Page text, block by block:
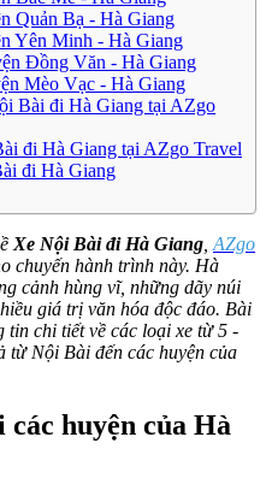
Quản Bạ - Hà Giang
Yên Minh - Hà Giang
Đồng Văn - Hà Giang
Mèo Vạc - Hà Giang
Bài đi Hà Giang tại AZgo
đi Hà Giang tại AZgo Travel
đi Hà Giang
Xe Nội Bài đi Hà Giang AZgo
chuyến hành trình này. Hà
cảnh hùng vĩ, những dãy núi
giá trị văn hóa độc đáo. Bài
tin chi tiết về các loại xe từ 5 -
từ Nội Bài đến các huyện của
huyện của Hà